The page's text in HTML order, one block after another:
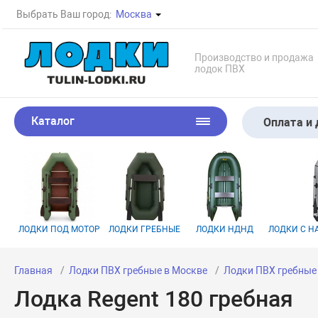
Выбрать Ваш город: Москва
Производство и продажа
лодок ПВХ
Каталог Оплата и
ЛОДКИ ПОД МОТОР ЛОДКИ ГРЕБНЫЕ ЛОДКИ НДНД ЛОДКИ С
Главная Лодки ПВХ гребные в Москве Лодки ПВХ
Лодка Regent 180 гребная